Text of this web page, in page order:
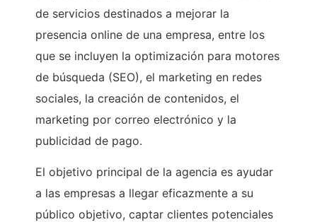
de servicios destinados a mejorar la
presencia online de una empresa, entre los
que se incluyen la optimización para motores
de búsqueda (SEO), el marketing en redes
sociales, la creación de contenidos, el
marketing por correo electrónico y la
publicidad de pago.
El objetivo principal de la agencia es ayudar
a las empresas a llegar eficazmente a su
público objetivo, captar clientes potenciales